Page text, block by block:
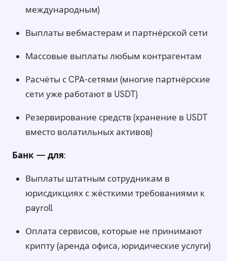
международным)
Выплаты вебмастерам и партнёрской сети
Массовые выплаты любым контрагентам
Расчёты с CPA-сетями (многие партнёрские
сети уже работают в USDT)
Резервирование средств (хранение в USDT
вместо волатильных активов)
Банк — для:
Выплаты штатным сотрудникам в
юрисдикциях с жёсткими требованиями к
payroll
Оплата сервисов, которые не принимают
крипту (аренда офиса, юридические услуги)